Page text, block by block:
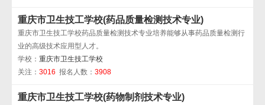
重庆市卫生技工学校(药品质量检测技术专业)
重庆市卫生技工学校药品质量检测技术专业培养能够从事药品质量检测行
业的高级技术应用型人才。
学校： 重庆市卫生技工学校
关注： 3016 报名人数： 3908
重庆市卫生技工学校(药物制剂技术专业)